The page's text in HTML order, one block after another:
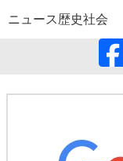
ニュース歴史社会